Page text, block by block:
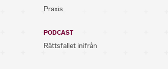
Praxis
PODCAST
Rättsfallet inifrån